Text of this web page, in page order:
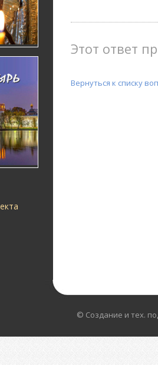
Этот ответ
Вернуться к списку
© Создание и тех.